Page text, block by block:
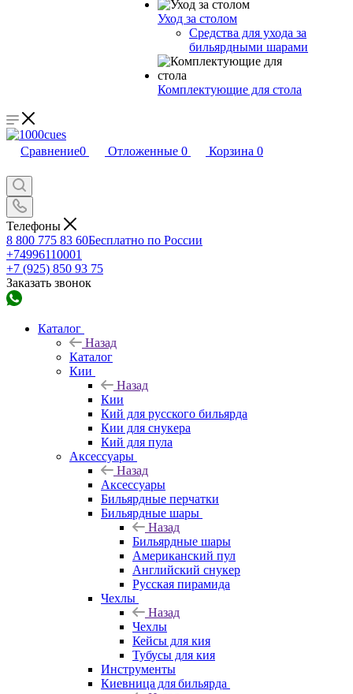
Уход за столом
Средства для ухода за
бильярдными шарами
Комплектующие для стола
Сравнение0 Отложенные 0 Корзина 0
Телефоны
8 800 775 83 60Бесплатно по России
+74996110001
+7 (925) 850 93 75
Заказать звонок
Каталог
Назад
Каталог
Кии
Назад
Кии
Кий для русского бильярда
Кии для снукера
Кий для пула
Аксессуары
Назад
Аксессуары
Бильярдные перчатки
Бильярдные шары
Назад
Бильярдные шары
Американский пул
Английский снукер
Русская пирамида
Чехлы
Назад
Чехлы
Кейсы для кия
Тубусы для кия
Инструменты
Киевница для бильярда